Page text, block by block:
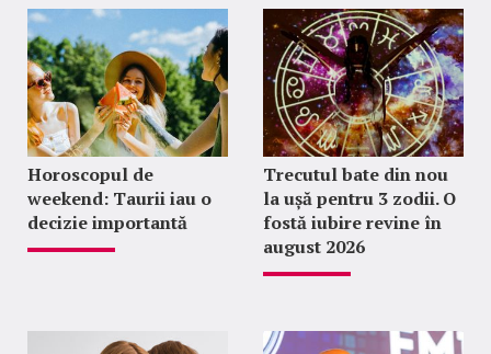
Horoscopul de
weekend: Taurii iau o
decizie importantă
Trecutul bate din nou
la ușă pentru 3 zodii. O
fostă iubire revine în
august 2026